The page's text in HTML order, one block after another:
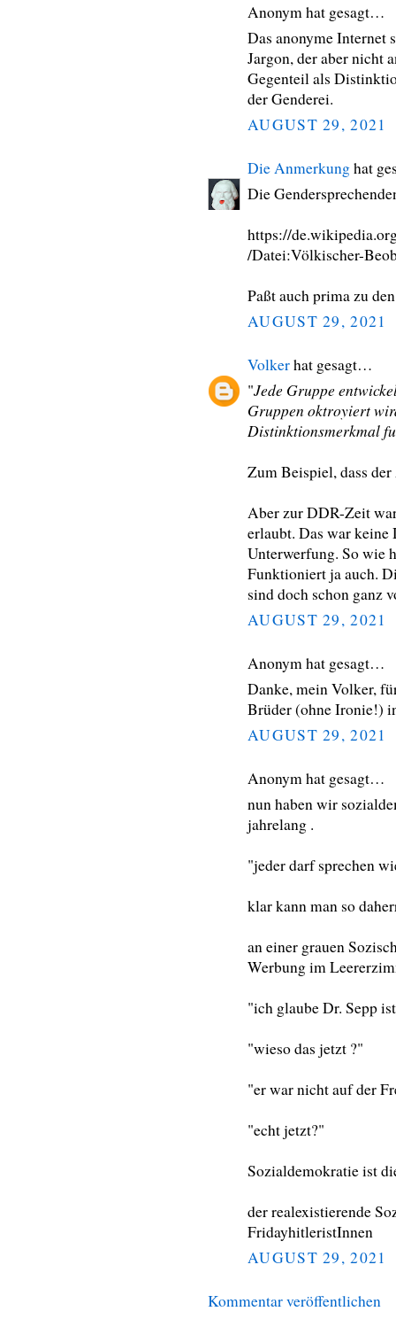
Anonym hat gesagt…
Das anonyme Internet
Jargon, der aber nicht
Gegenteil als
der Genderei.
AUGUST 29, 2021
Die Anmerkunghat
Die
https://
/Datei:Völkischer-
Paßt auch prima zu
AUGUST 29, 2021
Volkerhat gesagt…
"Jede Gruppe
Gruppen oktroyiert
Distinktionsmerkmal
Zum Beispiel, dass
Aber zur DDR-Zeit
erlaubt. Das war
Unterwerfung. So wie
Funktioniert ja auch.
sind doch schon ganz
AUGUST 29, 2021
Anonym hat gesagt…
Danke, mein Volker,
Brüder (ohne Ironie!)
AUGUST 29, 2021
Anonym hat gesagt…
nun haben wir
jahrelang .
"jeder darf sprechen
klar kann man so
an einer grauen
Werbung im
"ich glaube Dr. Sepp
"wieso das jetzt ?"
"er war nicht auf der
"echt jetzt?"
Sozialdemokratie ist
der realexistierende
FridayhitleristInnen
AUGUST 29, 2021
Kommentar veröffentlichen